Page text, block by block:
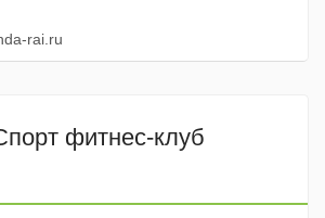
rai.ru
фитнес-клуб